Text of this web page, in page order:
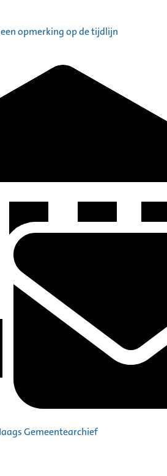
opmerking op de tijdlijn
Gemeentearchief